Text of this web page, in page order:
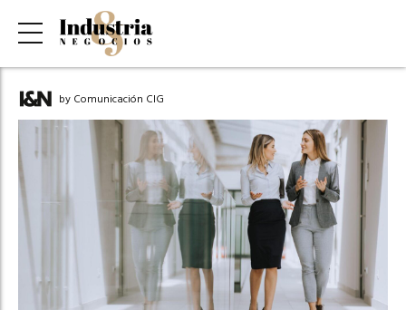
by Comunicación CIG